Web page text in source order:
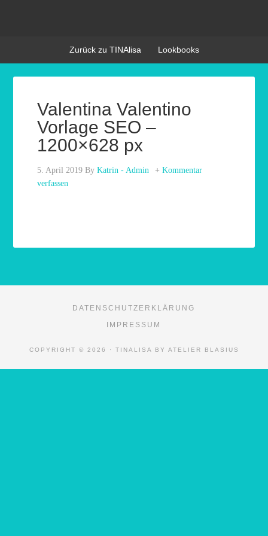
Zurück zu TINAlisa Lookbooks
Valentina Valentino
Vorlage SEO –
1200×628 px
5. April 2019 ByKatrin - Admin
Kommentar
verfassen
DATENSCHUTZERKLÄRUNG
IMPRESSUM
COPYRIGHT © 2026 · TINALISA BY ATELIER BLASIUS